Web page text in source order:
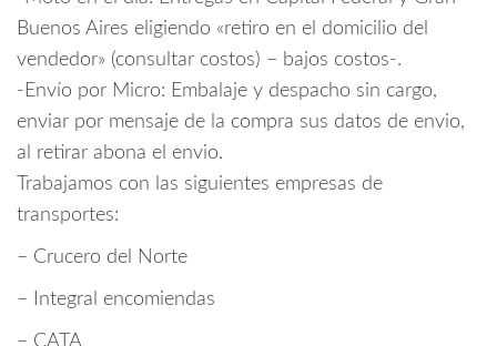
Buenos Aires eligiendo «retiro en el domicilio del
vendedor» (consultar costos) – bajos costos-.
-Envío por Micro: Embalaje y despacho sin cargo,
enviar por mensaje de la compra sus datos de envio,
al retirar abona el envio.
Trabajamos con las siguientes empresas de
transportes:
– Crucero del Norte
– Integral encomiendas
– CATA